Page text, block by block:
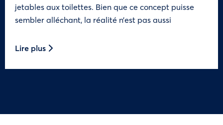
jetables aux toilettes. Bien que ce concept puisse
sembler alléchant, la réalité n’est pas aussi
Lire plus